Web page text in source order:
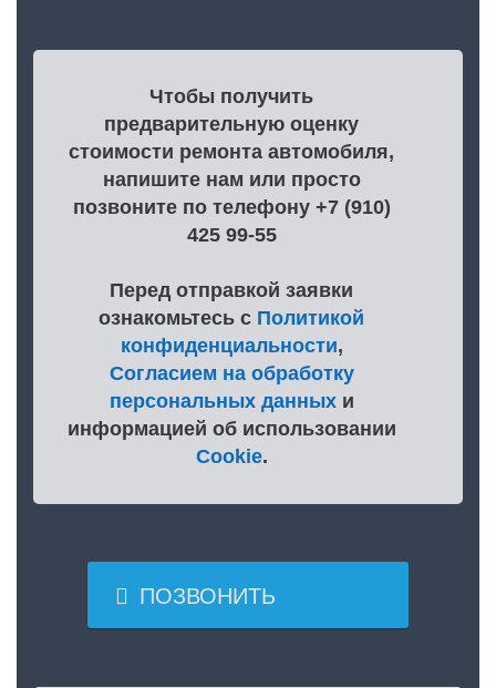
Чтобы получить
предварительную оценку
стоимости ремонта автомобиля,
напишите нам или просто
позвоните по телефону +7 (910)
425 99-55
Перед отправкой заявки
ознакомьтесь с Политикой
конфиденциальности,
Согласием на обработку
персональных данныхи
информацией об использовании
Cookie.
 ПОЗВОНИТЬ